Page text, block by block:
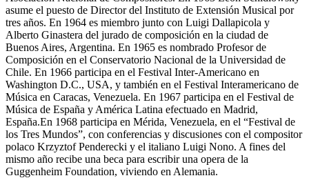
asume el puesto de Director del Instituto de Extensión Musical por
tres años. En 1964 es miembro junto con Luigi Dallapicola y
Alberto Ginastera del jurado de composición en la ciudad de
Buenos Aires, Argentina. En 1965 es nombrado Profesor de
Composición en el Conservatorio Nacional de la Universidad de
Chile. En 1966 participa en el Festival Inter-Americano en
Washington D.C., USA, y también en el Festival Interamericano de
Música en Caracas, Venezuela. En 1967 participa en el Festival de
Música de España y América Latina efectuado en Madrid,
España.En 1968 participa en Mérida, Venezuela, en el “Festival de
los Tres Mundos”, con conferencias y discusiones con el compositor
polaco Krzyztof Penderecki y el italiano Luigi Nono. A fines del
mismo año recibe una beca para escribir una opera de la
Guggenheim Foundation, viviendo en Alemania.